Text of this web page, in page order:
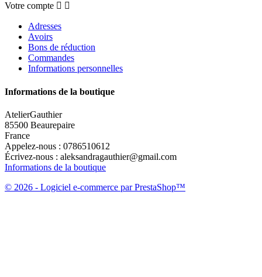
Votre compte  
Adresses
Avoirs
Bons de réduction
Commandes
Informations personnelles
Informations de la boutique
AtelierGauthier
85500 Beaurepaire
France
Appelez-nous : 0786510612
Écrivez-nous : aleksandragauthier@gmail.com
Informations de la boutique
© 2026 - Logiciel e-commerce par PrestaShop™